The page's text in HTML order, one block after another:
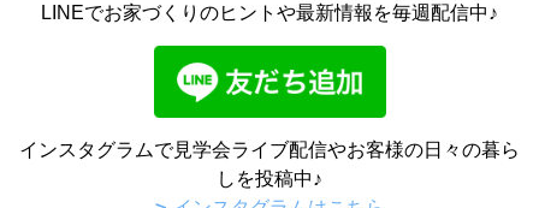
LINEでお家づくりのヒントや最新情報を毎週配信中♪
インスタグラムで見学会ライブ配信やお客様の日々の暮ら
しを投稿中♪